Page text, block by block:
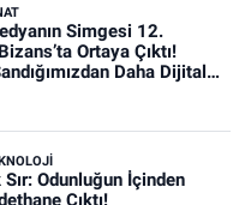
Simgesi 12.
Ortaya Çıktı!
Daha Dijital
Sır: Odunluğun İçinden
Çıktı!